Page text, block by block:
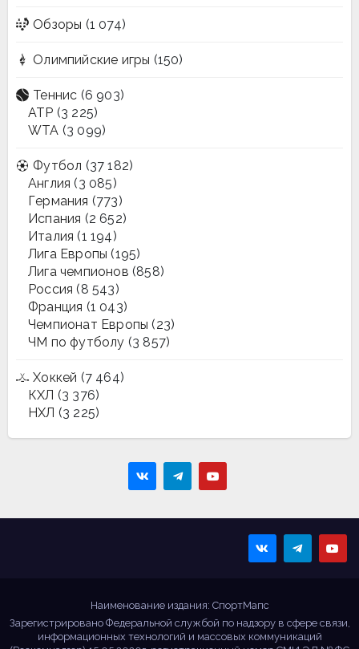
Обзоры (1 074)
Олимпийские игры (150)
Теннис (6 903)
ATP (3 225)
WTA (3 099)
Футбол (37 182)
Англия (3 085)
Германия (773)
Испания (2 652)
Италия (1 194)
Лига Европы (195)
Лига чемпионов (858)
Россия (8 543)
Франция (1 043)
Чемпионат Европы (23)
ЧМ по футболу (3 857)
Хоккей (7 464)
КХЛ (3 376)
НХЛ (3 225)
Наименование издания: СпортМапс
Зарегистрировано Федеральной службой по надзору в сфере связи,
информационных технологий и массовых коммуникаций